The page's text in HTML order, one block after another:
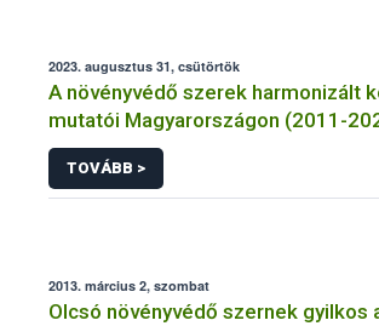
2023. augusztus 31, csütörtök
A növényvédő szerek harmonizált
mutatói Magyarországon (2011-
TOVÁBB >
2013. március 2, szombat
Olcsó növényvédő szernek gyilkos